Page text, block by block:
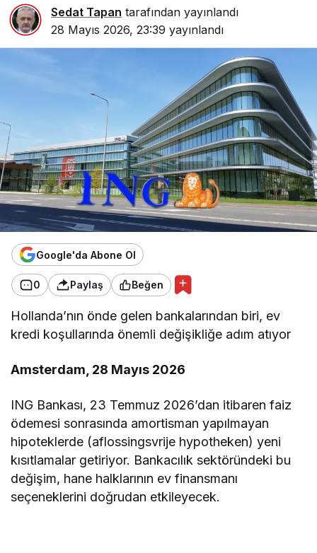
Sedat Tapan tarafından yayınlandı
28 Mayıs 2026, 23:39 yayınlandı
Google'da Abone Ol
0 Paylaş Beğen
Hollanda’nın önde gelen bankalarından biri, ev
kredi koşullarında önemli değişikliğe adım atıyor
Amsterdam, 28 Mayıs 2026
ING Bankası, 23 Temmuz 2026’dan itibaren faiz
ödemesi sonrasında amortisman yapılmayan
hipoteklerde (aflossingsvrije hypotheken) yeni
kısıtlamalar getiriyor. Bankacılık sektöründeki bu
değişim, hane halklarının ev finansmanı
seçeneklerini doğrudan etkileyecek.